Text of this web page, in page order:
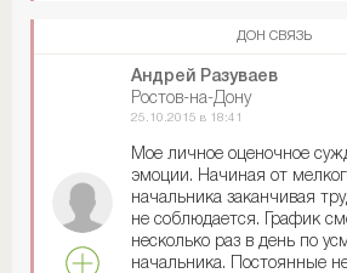
ДОН СВЯЗЬ
Андрей Разуваев
Ростов-на-Дону
25.10.2015 в 18:41
Мое личное оценочное
эмоции. Начиная от
начальника заканчивая
не соблюдается. График
несколько раз в день по
начальника. Постоянные